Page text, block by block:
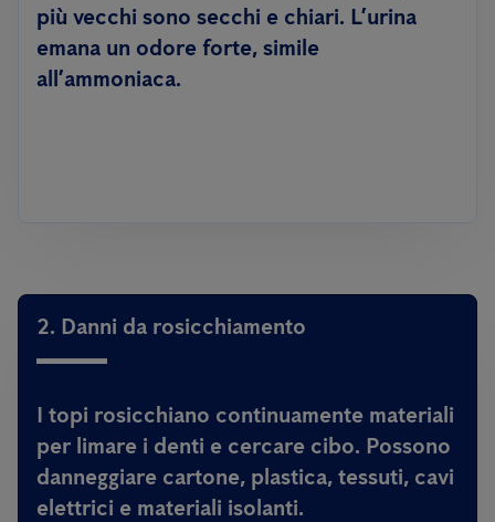
più vecchi sono secchi e chiari. L’urina
emana un odore forte, simile
all’ammoniaca.
2. Danni da rosicchiamento
I topi rosicchiano continuamente materiali
per limare i denti e cercare cibo. Possono
danneggiare cartone, plastica, tessuti, cavi
elettrici e materiali isolanti.